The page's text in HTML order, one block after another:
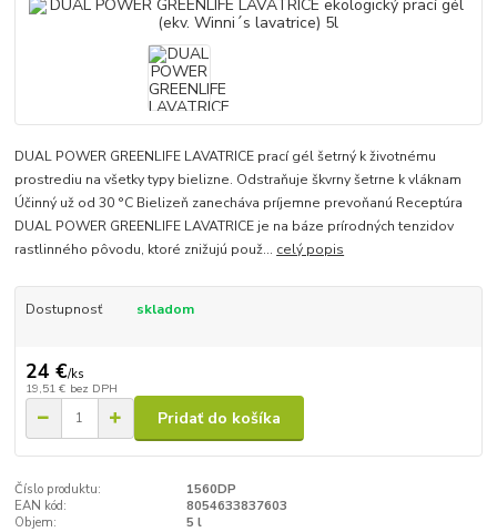
DUAL POWER GREENLIFE LAVATRICE prací gél šetrný k životnému
prostrediu na všetky typy bielizne. Odstraňuje škvrny šetrne k vláknam
Účinný už od 30 °C Bielizeň zanecháva príjemne prevoňanú Receptúra
DUAL POWER GREENLIFE LAVATRICE je na báze prírodných tenzidov
rastlinného pôvodu, ktoré znižujú použ... celý popis
Dostupnosť skladom
24 €/ks
19,51 € bez DPH
Pridať do košíka
Číslo produktu:
1560DP
EAN kód:
8054633837603
Objem:
5 l